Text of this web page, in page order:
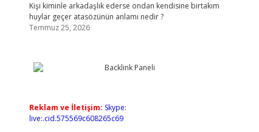
Kişi kiminle arkadaşlık ederse ondan kendisine birtakım
huylar geçer atasözünün anlamı nedir ?
Temmuz 25, 2026
Reklam ve İletişim: Skype:
live:.cid.575569c608265c69